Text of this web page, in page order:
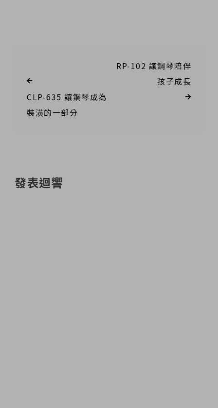
CLP-635 讓鋼琴成為
裝潢的一部分
RP-102 讓鋼琴陪伴
孩子成長
發表迴響